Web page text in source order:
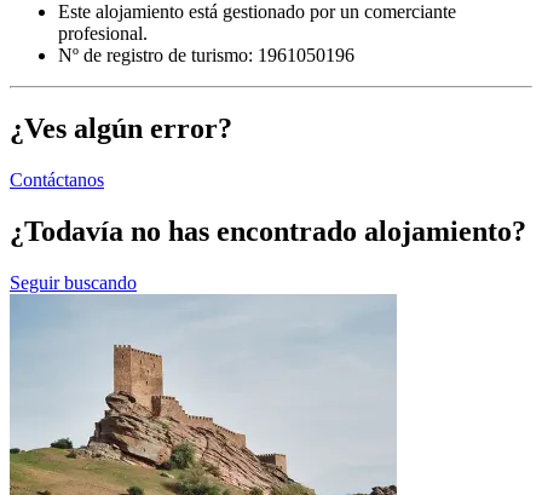
Este alojamiento está gestionado por un comerciante
profesional.
Nº de registro de turismo: 1961050196
¿Ves algún error?
Contáctanos
¿Todavía no has encontrado alojamiento?
Seguir buscando